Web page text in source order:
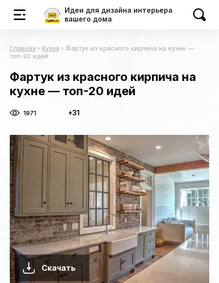
Идеи для дизайна интерьера
вашего дома
Главная › Кухня › Фартук из красного кирпича на кухне —
топ-20 идей
Фартук из красного кирпича на
кухне — топ-20 идей
1971 +31
Скачать